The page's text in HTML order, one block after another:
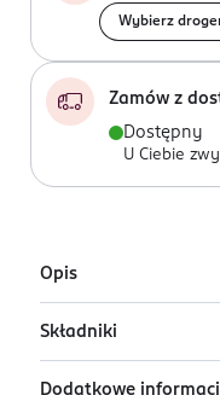
Wybierz
Zamów z
Dostępny
U Ciebie
Opis
Wielofunkcyjny
Halo Glow
Składniki
Dodatkowe